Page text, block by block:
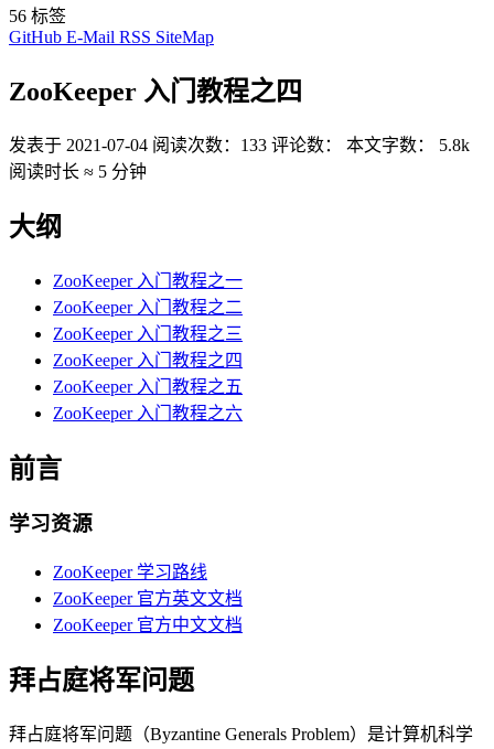
56 标签
GitHub E-Mail RSS SiteMap
ZooKeeper 入门教程之四
发表于 2021-07-04 阅读次数： 133 评论数： 本文字数：
5.8k
阅读时长 ≈ 5 分钟
大纲
ZooKeeper 入门教程之一
ZooKeeper 入门教程之二
ZooKeeper 入门教程之三
ZooKeeper 入门教程之四
ZooKeeper 入门教程之五
ZooKeeper 入门教程之六
前言
学习资源
ZooKeeper 学习路线
ZooKeeper 官方英文文档
ZooKeeper 官方中文文档
拜占庭将军问题
拜占庭将军问题（Byzantine Generals Problem）是计算机科学